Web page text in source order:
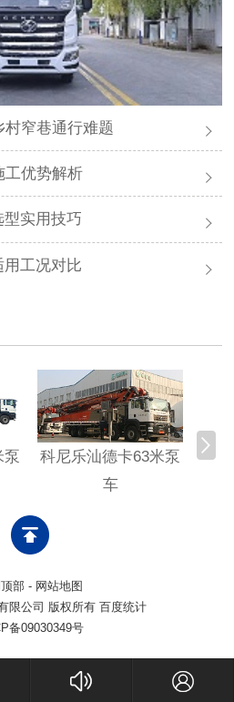
村窄巷通行难题
工优势解析
实用技巧
工况对比
泵
科尼乐汕德卡63米泵
车
科
部 - 网站地图
限公司 版权所有 百度统计
备09030349号